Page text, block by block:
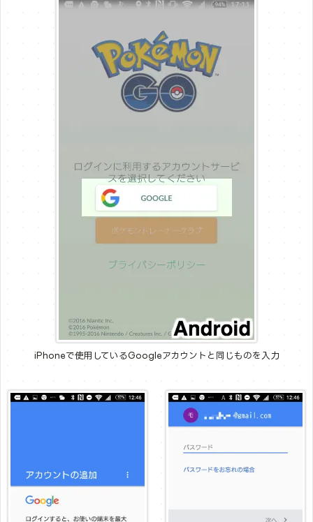
iPhoneで使用しているGoogleアカウントと同じものを入力